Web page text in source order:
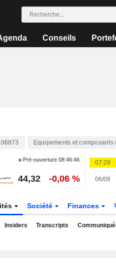
Conseils
Equipements et composants
Pré-ouverture 08:46:46
44,32 -0,06 %
07:29
06/08
Société Finances
Insiders Transcripts